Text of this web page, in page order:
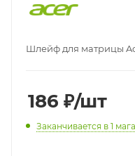
Шлейф для матрицы
186 ₽/шт
Заканчивается в 1